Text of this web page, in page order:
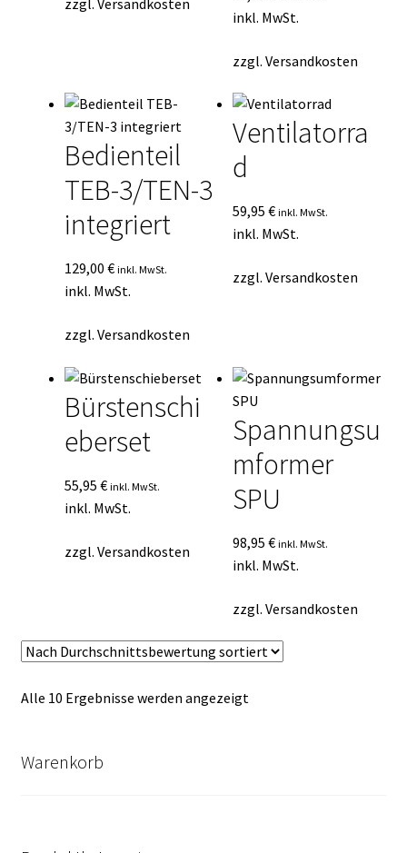
inkl. MwSt.
zzgl.Versandkosten
Bedienteil
TEB-3/TEN-3
integriert
129,00 € inkl. MwSt.
inkl. MwSt.
zzgl. Versandkosten
Ventilatorra
d
59,95€ inkl. MwSt.
inkl. MwSt.
zzgl.Versandkosten
Bürstenschi
eberset
55,95 € inkl. MwSt.
inkl. MwSt.
zzgl. Versandkosten
Spannungsu
mformer
SPU
98,95€ inkl. MwSt.
inkl. MwSt.
zzgl.Versandkosten
Alle 10 Ergebnisse werden angezeigtNach
Warenkorb